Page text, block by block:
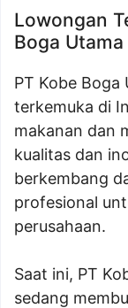
Lowongan
Boga
PT Kobe Boga
terkemuka di
makanan dan
kualitas dan
berkembang
profesional
perusahaan.
Saat ini, PT
sedang